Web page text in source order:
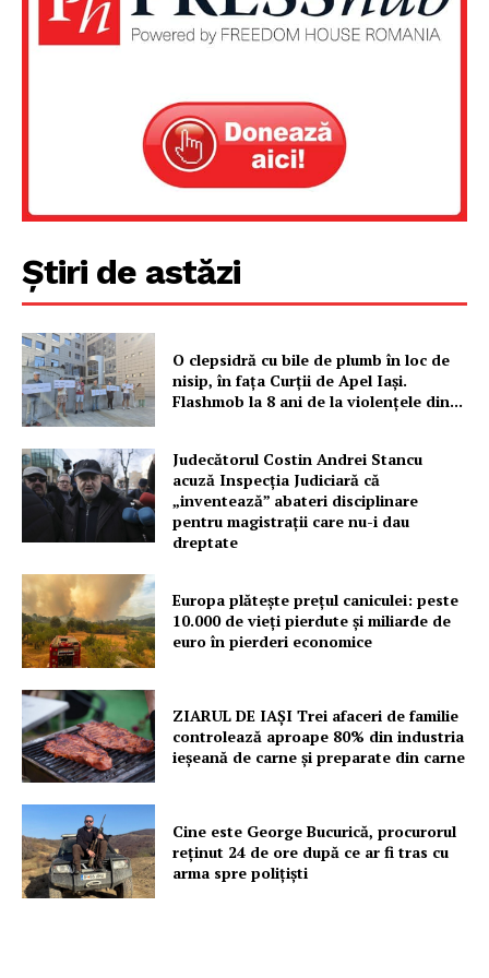
Știri de astăzi
O clepsidră cu bile de plumb în loc de
nisip, în fața Curții de Apel Iași.
Flashmob la 8 ani de la violențele din...
Judecătorul Costin Andrei Stancu
acuză Inspecția Judiciară că
„inventează” abateri disciplinare
pentru magistrații care nu-i dau
dreptate
Europa plătește prețul caniculei: peste
10.000 de vieți pierdute și miliarde de
euro în pierderi economice
ZIARUL DE IAȘI Trei afaceri de familie
controlează aproape 80% din industria
ieșeană de carne și preparate din carne
Cine este George Bucurică, procurorul
reținut 24 de ore după ce ar fi tras cu
arma spre polițiști